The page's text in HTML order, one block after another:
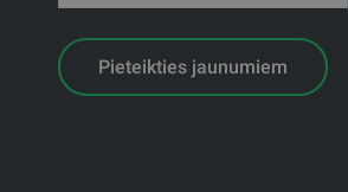
Pieteikties jaunumiem